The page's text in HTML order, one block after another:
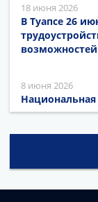
18 июня 2026
В Туапсе 26
8 июня 2026